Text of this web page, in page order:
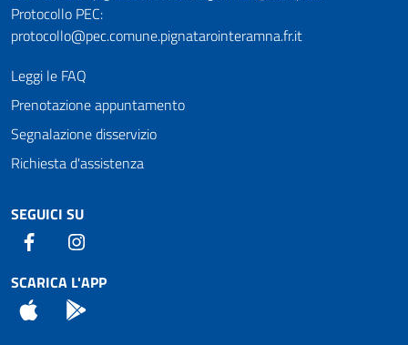
Protocollo PEC:
protocollo@pec.comune.pignatarointeramna.fr.it
Leggi le FAQ
Prenotazione appuntamento
Segnalazione disservizio
Richiesta d'assistenza
SEGUICI SU
Facebook
SCARICA L'APP
App Store